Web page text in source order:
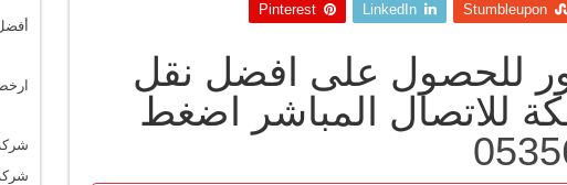
Stumbleupon
LinkedIn
Pinterest
للحصول على افضل نقل
للاتصال المباشر اضغط